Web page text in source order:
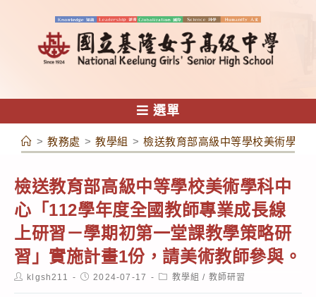
容
選單
> 教務處 > 教學組 > 檢送教育部高級中等學校美術學科
檢送教育部高級中等學校美術學科中
心「112學年度全國教師專業成長線
上研習－學期初第一堂課教學策略研
習」實施計畫1份，請美術教師參與。
Postklgsh211
Post2024-07-17
Post教學組 / 教師研習